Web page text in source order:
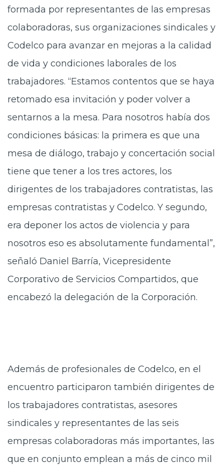
formada por representantes de las empresas
colaboradoras, sus organizaciones sindicales y
Codelco para avanzar en mejoras a la calidad
de vida y condiciones laborales de los
trabajadores. “Estamos contentos que se haya
retomado esa invitación y poder volver a
sentarnos a la mesa. Para nosotros había dos
condiciones básicas: la primera es que una
mesa de diálogo, trabajo y concertación social
tiene que tener a los tres actores, los
dirigentes de los trabajadores contratistas, las
empresas contratistas y Codelco. Y segundo,
era deponer los actos de violencia y para
nosotros eso es absolutamente fundamental”,
señaló Daniel Barría, Vicepresidente
Corporativo de Servicios Compartidos, que
encabezó la delegación de la Corporación.
Además de profesionales de Codelco, en el
encuentro participaron también dirigentes de
los trabajadores contratistas, asesores
sindicales y representantes de las seis
empresas colaboradoras más importantes, las
que en conjunto emplean a más de cinco mil